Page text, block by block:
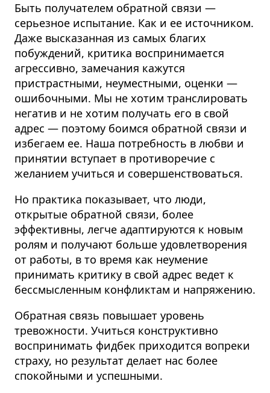
Быть получателем обратной связи —
серьезное испытание. Как и ее источником.
Даже высказанная из самых благих
побуждений, критика воспринимается
агрессивно, замечания кажутся
пристрастными, неуместными, оценки —
ошибочными. Мы не хотим транслировать
негатив и не хотим получать его в свой
адрес — поэтому боимся обратной связи и
избегаем ее. Наша потребность в любви и
принятии вступает в противоречие с
желанием учиться и совершенствоваться.
Но практика показывает, что люди,
открытые обратной связи, более
эффективны, легче адаптируются к новым
ролям и получают больше удовлетворения
от работы, в то время как неумение
принимать критику в свой адрес ведет к
бессмысленным конфликтам и напряжению.
Обратная связь повышает уровень
тревожности. Учиться конструктивно
воспринимать фидбек приходится вопреки
страху, но результат делает нас более
спокойными и успешными.